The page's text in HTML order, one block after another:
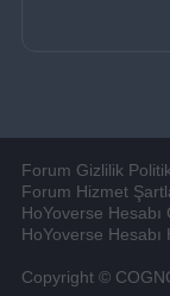
Forum Gizlilik
Forum Hizmet
HoYoverse Hesabı
HoYoverse Hesabı
Copyright ©